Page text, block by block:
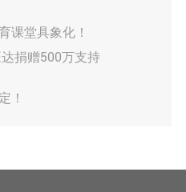
课堂具象化！
捐赠500万支持
！